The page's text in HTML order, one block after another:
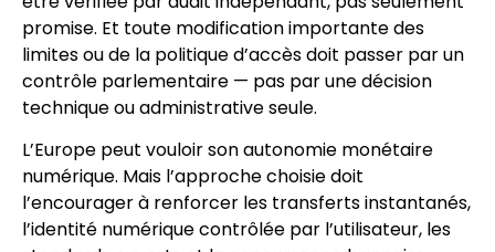
promise. Et toute modification importante des
limites ou de la politique d’accès doit passer par un
contrôle parlementaire — pas par une décision
technique ou administrative seule.
L’Europe peut vouloir son autonomie monétaire
numérique. Mais l’approche choisie doit
l’encourager à renforcer les transferts instantanés,
l’identité numérique contrôlée par l’utilisateur, les